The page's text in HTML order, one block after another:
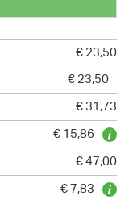
€ 23,50
€ 23,50
€ 31,73
€ 15,86
€ 47,00
€ 7,83